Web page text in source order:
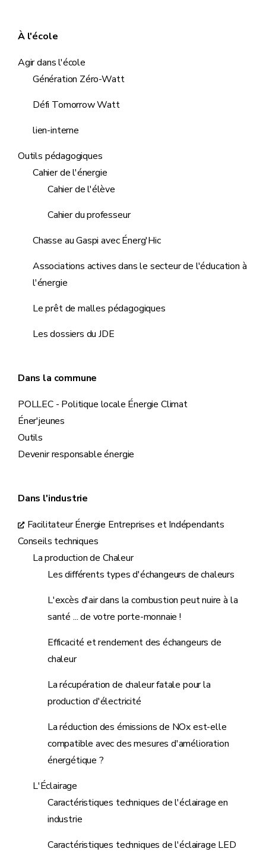
À l'école
Agir dans l'école
Génération Zéro-Watt
Défi Tomorrow Watt
lien-interne
Outils pédagogiques
Cahier de l'énergie
Cahier de l'élève
Cahier du professeur
Chasse au Gaspi avec Énerg'Hic
Associations actives dans le secteur de l'éducation à
l'énergie
Le prêt de malles pédagogiques
Les dossiers du JDE
Dans la commune
POLLEC - Politique locale Énergie Climat
Éner'jeunes
Outils
Devenir responsable énergie
Dans l'industrie
Facilitateur Énergie Entreprises et Indépendants
Conseils techniques
La production de Chaleur
Les différents types d'échangeurs de chaleurs
L'excès d'air dans la combustion peut nuire à la
santé ... de votre porte-monnaie !
Efficacité et rendement des échangeurs de
chaleur
La récupération de chaleur fatale pour la
production d'électricité
La réduction des émissions de NOx est-elle
compatible avec des mesures d'amélioration
énergétique ?
L'Éclairage
Caractéristiques techniques de l'éclairage en
industrie
Caractéristiques techniques de l'éclairage LED